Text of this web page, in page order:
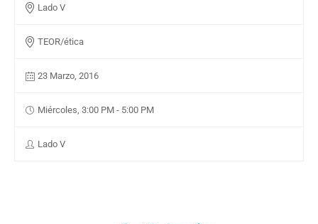
Lado V
TEOR/ética
23 Marzo, 2016
Miércoles, 3:00 PM - 5:00 PM
Lado V